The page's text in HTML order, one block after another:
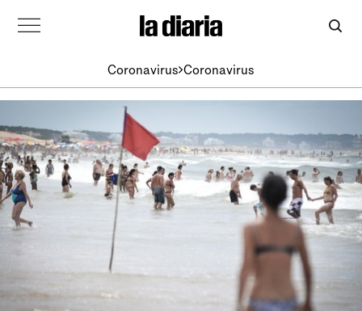
Coronavirus Coronavirus